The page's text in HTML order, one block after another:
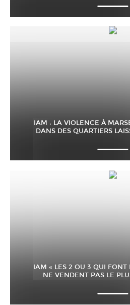
IAM : LA VIOLENCE À
DANS DES QUARTIERS
IAM « LES 2 OU 3 QUI FONT
NE VENDENT PAS LE